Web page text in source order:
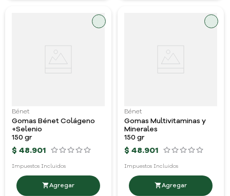
Bénet
Gomas Bénet Colágeno
+Selenio
150 gr
$ 48.901
Impuestos Incluidos
Bénet
Gomas Multivitaminas y
Minerales
150 gr
$ 48.901
Impuestos Incluidos